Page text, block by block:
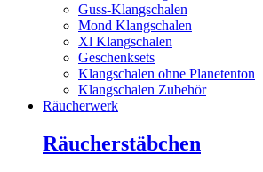
Guss-Klangschalen
Mond Klangschalen
Xl Klangschalen
Geschenksets
Klangschalen ohne Planetenton
Klangschalen Zubehör
Räucherwerk
Räucherstäbchen